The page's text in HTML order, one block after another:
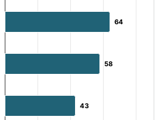
64
64
58
58
43
43